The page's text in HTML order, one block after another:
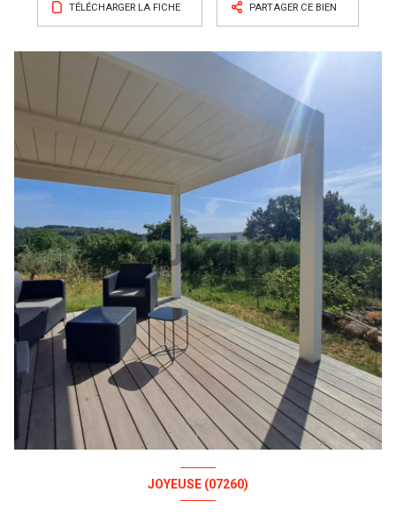
TÉLÉCHARGER LA FICHE PARTAGER CE BIEN
JOYEUSE (07260)